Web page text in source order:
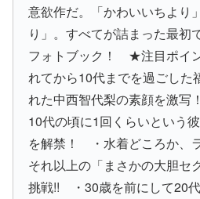
意欲作だ。「かわいいちより
り」。すべてが詰まった最初
フォトブック！ ★注目ポイ
れてから10代までを過ごした
れた中西智代梨の素顔を激
10代の頃に1回くらいという
を解禁！ ・水着どころか、
それ以上の「まさかの大胆セ
挑戦!! ・30歳を前にして20